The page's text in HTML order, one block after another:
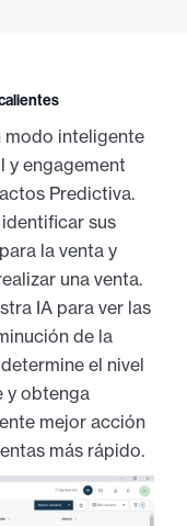
modo inteligente
y engagement
Predictiva.
sus
la venta y
una venta.
IA para ver las
de la
el nivel
y obtenga
mejor acción
más rápido.